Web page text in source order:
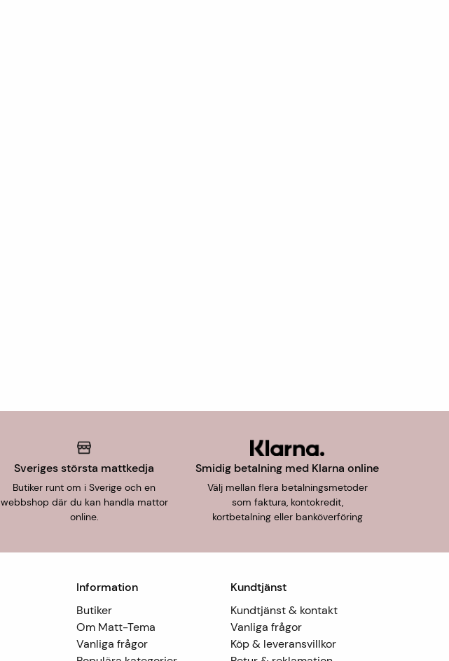
Sveriges största mattkedja
Butiker runt om i Sverige och en
webbshop där du kan handla mattor
online.
Smidig betalning med Klarna online
Välj mellan flera betalningsmetoder
som faktura, kontokredit,
kortbetalning eller banköverföring
Information
Butiker
Om Matt-Tema
Vanliga frågor
Kundtjänst
Kundtjänst & kontakt
Vanliga frågor
Köp & leveransvillkor